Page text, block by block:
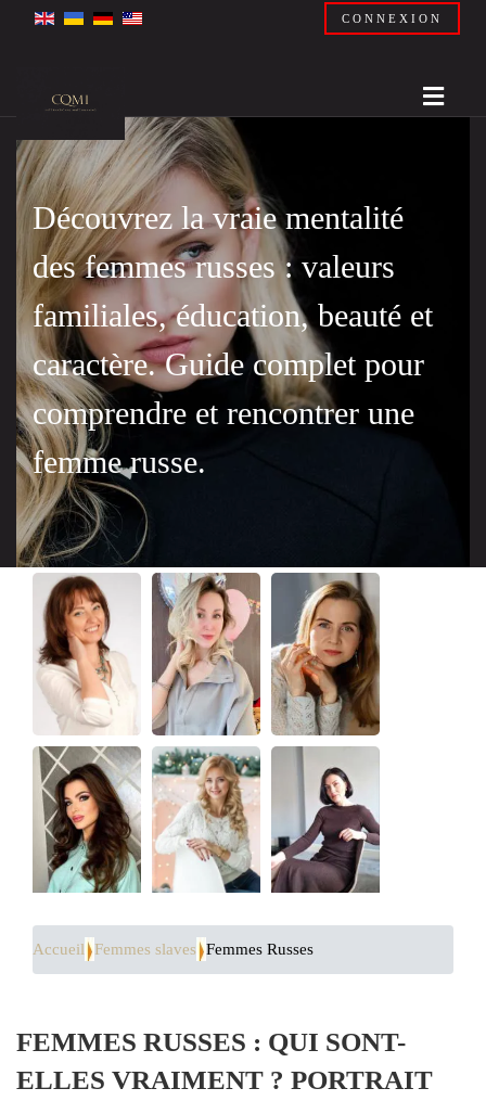
CONNEXION
Découvrez la vraie mentalité
des femmes russes : valeurs
familiales, éducation, beauté et
caractère. Guide complet pour
comprendre et rencontrer une
femme russe.
Accueil Femmes slaves Femmes Russes
FEMMES RUSSES : QUI SONT-
ELLES VRAIMENT ? PORTRAIT